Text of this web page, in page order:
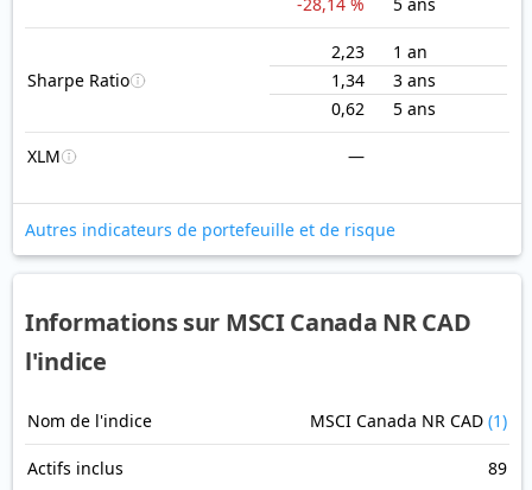
Sharpe Ratio
2,23
1 an
1,34
3 ans
0,62
5 ans
XLM —
Autres indicateurs de portefeuille et de risque
Informations sur MSCI Canada NR CAD
l'indice
Nom de l'indice MSCI Canada NR CAD (1)
Actifs inclus 89